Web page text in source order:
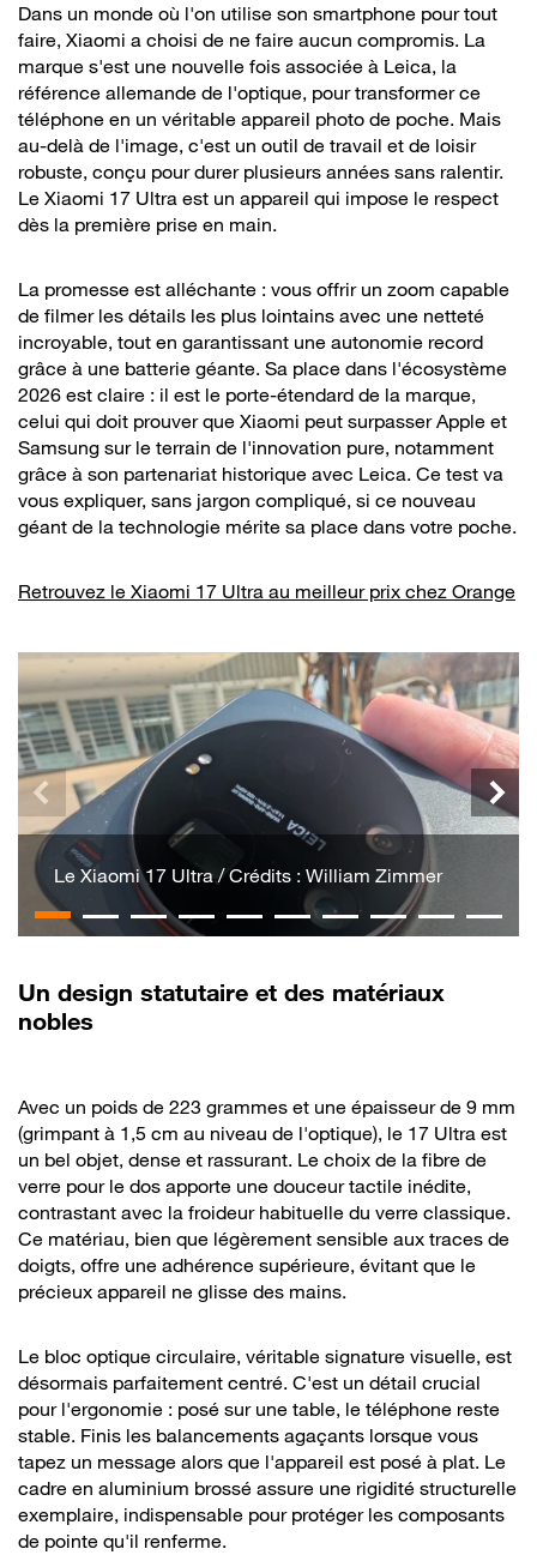
Dans un monde où l'on utilise son smartphone pour tout
faire, Xiaomi a choisi de ne faire aucun compromis. La
marque s'est une nouvelle fois associée à Leica, la
référence allemande de l'optique, pour transformer ce
téléphone en un véritable appareil photo de poche. Mais
au-delà de l'image, c'est un outil de travail et de loisir
robuste, conçu pour durer plusieurs années sans ralentir.
Le Xiaomi 17 Ultra est un appareil qui impose le respect
dès la première prise en main.
La promesse est alléchante : vous offrir un zoom capable
de filmer les détails les plus lointains avec une netteté
incroyable, tout en garantissant une autonomie record
grâce à une batterie géante. Sa place dans l'écosystème
2026 est claire : il est le porte-étendard de la marque,
celui qui doit prouver que Xiaomi peut surpasser Apple et
Samsung sur le terrain de l'innovation pure, notamment
grâce à son partenariat historique avec Leica. Ce test va
vous expliquer, sans jargon compliqué, si ce nouveau
géant de la technologie mérite sa place dans votre poche.
Retrouvez le Xiaomi 17 Ultra au meilleur prix chez Orange
Le Xiaomi 17 Ultra / Crédits : William Zimmer
Un design statutaire et des matériaux
nobles
Avec un poids de 223 grammes et une épaisseur de 9 mm
(grimpant à 1,5 cm au niveau de l'optique), le 17 Ultra est
un bel objet, dense et rassurant. Le choix de la fibre de
verre pour le dos apporte une douceur tactile inédite,
contrastant avec la froideur habituelle du verre classique.
Ce matériau, bien que légèrement sensible aux traces de
doigts, offre une adhérence supérieure, évitant que le
précieux appareil ne glisse des mains.
Le bloc optique circulaire, véritable signature visuelle, est
désormais parfaitement centré. C'est un détail crucial
pour l'ergonomie : posé sur une table, le téléphone reste
stable. Finis les balancements agaçants lorsque vous
tapez un message alors que l'appareil est posé à plat. Le
cadre en aluminium brossé assure une rigidité structurelle
exemplaire, indispensable pour protéger les composants
de pointe qu'il renferme.